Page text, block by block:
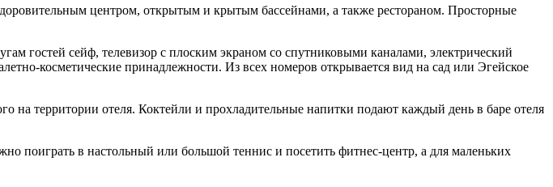
центром, открытым и крытым бассейнами, а также рестораном. Просторные
гостей сейф, телевизор с плоским экраном со спутниковыми каналами, электрический
косметические принадлежности. Из всех номеров открывается вид на сад или Эгейское
на территории отеля. Коктейли и прохладительные напитки подают каждый день в баре отеля
поиграть в настольный или большой теннис и посетить фитнес-центр, а для маленьких